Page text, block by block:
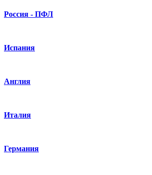
Россия - ПФЛ
Испания
Англия
Италия
Германия